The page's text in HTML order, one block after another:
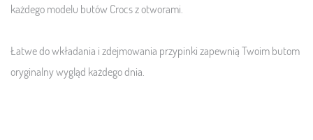
każdego modelu butów Crocs z otworami.
Łatwe do wkładania i zdejmowania przypinki zapewnią Twoim butom
oryginalny wygląd każdego dnia.